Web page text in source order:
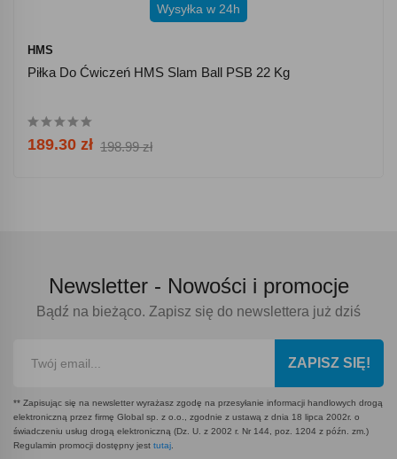
Wysyłka w 24h
HMS
Piłka Do Ćwiczeń HMS Slam Ball PSB 22 Kg
189.30 zł 198.99 zł
Newsletter - Nowości i promocje
Bądź na bieżąco. Zapisz się do newslettera już dziś
ZAPISZ SIĘ!
** Zapisując się na newsletter wyrażasz zgodę na przesyłanie informacji handlowych drogą
elektroniczną przez firmę Global sp. z o.o., zgodnie z ustawą z dnia 18 lipca 2002r. o
świadczeniu usług drogą elektroniczną (Dz. U. z 2002 r. Nr 144, poz. 1204 z późn. zm.)
Regulamin promocji dostępny jest tutaj